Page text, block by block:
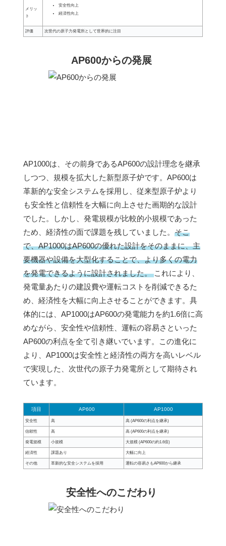
メリッ
ト
安全性向上
経済性向上
評価 次世代の原子力発電所として世界的に注目
AP600からの発展
AP1000は、その前身であるAP600の設計理念を継承
しつつ、規模を拡大した新型原子炉です。AP600は
革新的な安全システムを採用し、従来型原子炉より
も安全性と信頼性を大幅に向上させた画期的な設計
でした。しかし、発電規模が比較的小規模であった
ため、経済性の面で課題を残していました。 そこ
で、AP1000はAP600の優れた設計をそのままに、主
要機器や設備を大型化することで、より多くの電力
を発電できるように設計されました。これにより、
発電量あたりの建設費や運転コストを削減できるた
め、経済性を大幅に向上させることができます。具
体的には、AP1000はAP600の発電能力を約1.6倍に高
めながら、安全性や信頼性、運転の容易さといった
AP600の利点を全て引き継いでいます。この進化に
より、AP1000は安全性と経済性の両方を高いレベル
で実現した、次世代の原子力発電所として期待され
ています。
項目 AP600 AP1000
安全性 高 高 (AP600の利点を継承)
信頼性 高 高 (AP600の利点を継承)
発電規模 小規模 大規模 (AP600の約1.6倍)
経済性 課題あり 大幅に向上
その他 革新的な安全システムを採用 運転の容易さもAP600から継承
安全性へのこだわり